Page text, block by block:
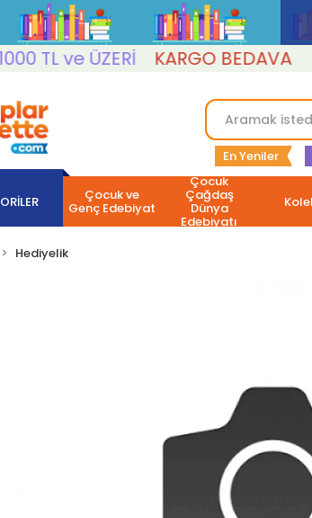
TL ve ÜZERİ KARGO BEDAVA
En Yeniler
Çocuk ve
Genç Edebiyat
Çocuk
Çağdaş
Dünya
Edebiyatı
Hediyelik